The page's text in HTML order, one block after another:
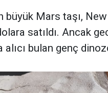
Mars taşı,
satıldı. Ancak
bulan genç